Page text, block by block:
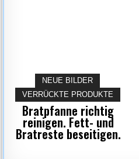
NEUE BILDER
VERRÜCKTE PRODUKTE
Bratpfanne richtig
reinigen. Fett- und
Bratreste beseitigen.